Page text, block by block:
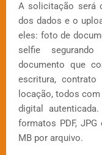
A solicitação será
dos dados e o
eles: foto de
selfie
documento que
escritura,
locação, todos
digital
formatos PDF,
MB por arquivo.